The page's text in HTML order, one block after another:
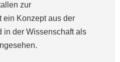
zur
ein Konzept aus der
in der Wissenschaft als